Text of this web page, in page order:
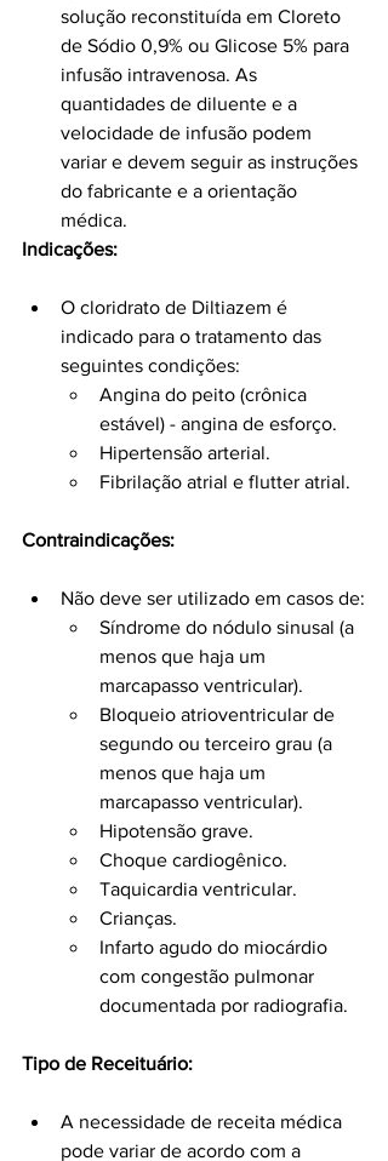
solução reconstituída em Cloreto
de Sódio 0,9% ou Glicose 5% para
infusão intravenosa. As
quantidades de diluente e a
velocidade de infusão podem
variar e devem seguir as instruções
do fabricante e a orientação
médica.
Indicações:
O cloridrato de Diltiazem é
indicado para o tratamento das
seguintes condições:
Angina do peito (crônica
estável) - angina de esforço.
Hipertensão arterial.
Fibrilação atrial e flutter atrial.
Contraindicações:
Não deve ser utilizado em casos de:
Síndrome do nódulo sinusal (a
menos que haja um
marcapasso ventricular).
Bloqueio atrioventricular de
segundo ou terceiro grau (a
menos que haja um
marcapasso ventricular).
Hipotensão grave.
Choque cardiogênico.
Taquicardia ventricular.
Crianças.
Infarto agudo do miocárdio
com congestão pulmonar
documentada por radiografia.
Tipo de Receituário:
A necessidade de receita médica
pode variar de acordo com a